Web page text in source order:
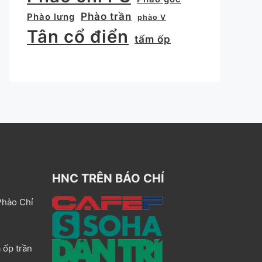
Phào lưng
Phào trần phào V
Tân cổ điển tấm ốp
Chỉ
ốp trần
HNC TRÊN BÁO CHÍ